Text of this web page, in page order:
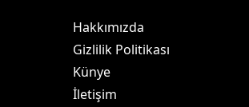
Hakkımızda
Gizlilik Politikası
Künye
İletişim